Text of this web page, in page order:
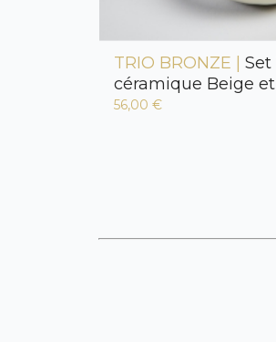
TRIO BRONZE | Set
céramique Beige
56,00 €